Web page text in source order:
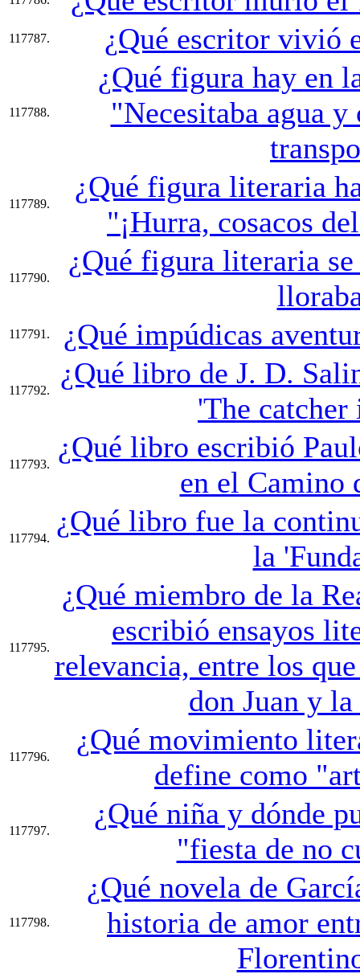
117787. ¿Qué escritor vivió
117788.
¿Qué figura hay en
"Necesitaba agua
117789.
¿Qué figura literaria
"¡Hurra, cosacos
117790.
¿Qué figura literaria
117791. ¿Qué impúdicas
117792.
¿Qué libro de J. D.
'The catcher
117793.
¿Qué libro escribió
en el Camino
117794.
¿Qué libro fue la
la
117795.
¿Qué miembro de la
escribió ensayos
relevancia, entre los
don Juan y
117796.
¿Qué movimiento
define como
117797.
¿Qué niña y dónde
"fiesta de no
117798.
¿Qué novela de
historia de amor